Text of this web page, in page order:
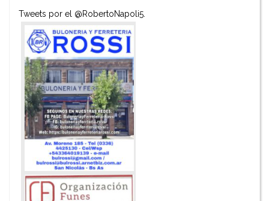
Tweets por el @RobertoNapoli5.